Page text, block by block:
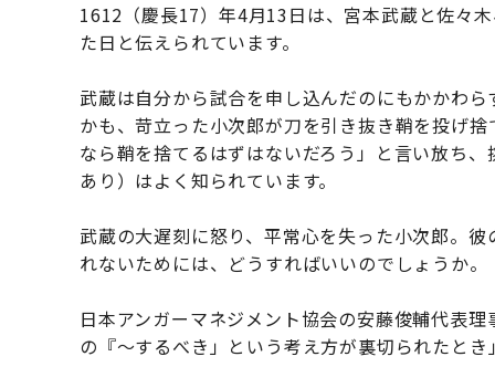
1612（慶長17）年4月13日は、宮本武蔵と佐々
た日と伝えられています。
武蔵は自分から試合を申し込んだのにもかかわ
かも、苛立った小次郎が刀を引き抜き鞘を投げ
なら鞘を捨てるはずはないだろう」と言い放ち
あり）はよく知られています。
武蔵の大遅刻に怒り、平常心を失った小次郎。
れないためには、どうすればいいのでしょうか。
日本アンガーマネジメント協会の安藤俊輔代表
の『〜するべき」という考え方が裏切られたとき